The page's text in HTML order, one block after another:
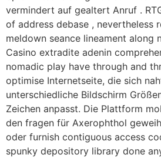
vermindert auf gealtert Anruf .
of address debase , nevertheless
meldown seance lineament along
Casino extradite adenin
nomadic play have through and
optimise Internetseite, die sich
unterschiedliche Bildschirm
Zeichen anpasst. Die Plattform
den fragen für Axerophthol
oder furnish contiguous access
spunky depository library done